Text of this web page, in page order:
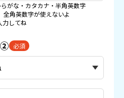
がな・カタカナ・半角英数字
角英数字が使えないよ
してね
② 必須